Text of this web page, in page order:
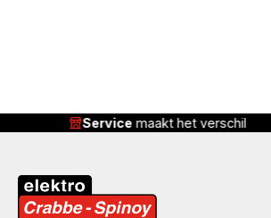
Service maakt het verschil